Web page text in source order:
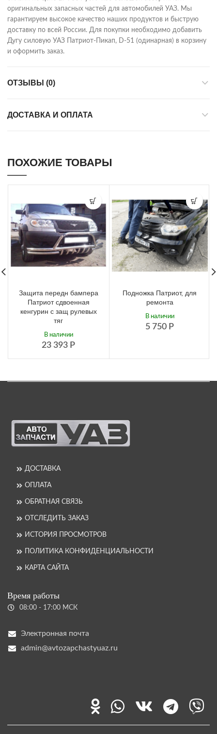
оригинальных запасных частей для автомобилей УАЗ. Мы
гарантируем высокое качество наших продуктов и быструю
доставку по всей России. Для покупки необходимо добавить
Дугу силовую УАЗ Патриот-Пикап, D-51 (одинарная) в корзину
и оформить заказ.
ОТЗЫВЫ (0)
ДОСТАВКА И ОПЛАТА
ПОХОЖИЕ ТОВАРЫ
Защита передн бампера
Патриот сдвоенная
кенгурин с защ рулевых
тяг
23 393 Р
В наличии
Подножка Патриот, для
ремонта
5 750 Р
В наличии
ДОСТАВКА
ОПЛАТА
ОБРАТНАЯ СВЯЗЬ
ОТСЛЕДИТЬ ЗАКАЗ
ИСТОРИЯ ПРОСМОТРОВ
ПОЛИТИКА КОНФИДЕНЦИАЛЬНОСТИ
КАРТА САЙТА
Время работы
08:00 - 17:00 МСК
Электронная почта
admin@avtozapchastyuaz.ru